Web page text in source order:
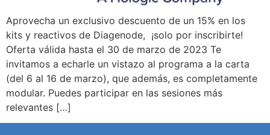
Aprovecha un exclusivo descuento de un 15% en los
kits y reactivos de Diagenode, ¡solo por inscribirte!
Oferta válida hasta el 30 de marzo de 2023 Te
invitamos a echarle un vistazo al programa a la carta
(del 6 al 16 de marzo), que además, es completamente
modular. Puedes participar en las sesiones más
relevantes […]